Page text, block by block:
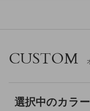
CUSTOM
選択中のカラー